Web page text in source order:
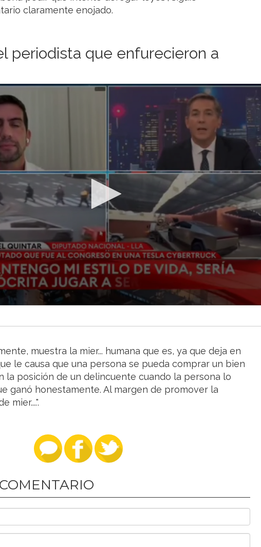
claramente enojado.
periodista que enfurecieron a
muestra la mier... humana que es, ya que deja en
le causa que una persona se pueda comprar un bien
la posición de un delincuente cuando la persona lo
ganó honestamente. Al margen de promover la
mier....".